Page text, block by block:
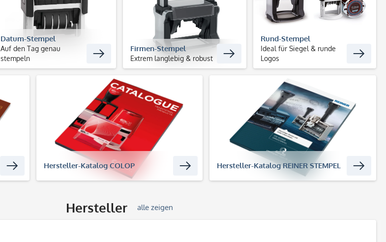
Datum-Stempel
Auf den Tag genau
stempeln
Firmen-Stempel
Extrem langlebig & robust
Rund-Stempel
Ideal für Siegel & runde
Logos
Hersteller-Katalog COLOP Hersteller-Katalog REINER STEMPEL
Hersteller alle zeigen